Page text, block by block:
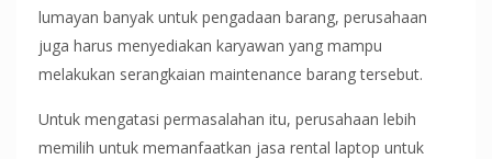
lumayan banyak untuk pengadaan barang, perusahaan
juga harus menyediakan karyawan yang mampu
melakukan serangkaian maintenance barang tersebut.
Untuk mengatasi permasalahan itu, perusahaan lebih
memilih untuk memanfaatkan jasa rental laptop untuk